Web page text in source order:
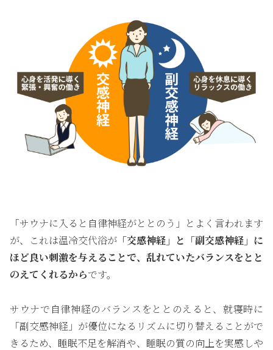
「サウナに入ると自律神経がととのう」とよく言われます
が、これは温冷交代浴が 「交感神経」と「副交感神経」に
ほど良い刺激を与えることで、乱れていたバランスをとと
のえてくれるからです。
サウナで自律神経のバランスをととのえると、就寝時に
「副交感神経」が優位になるリズムに切り替えることがで
きるため、睡眠不足を解消や、睡眠の質の向上を実感しや